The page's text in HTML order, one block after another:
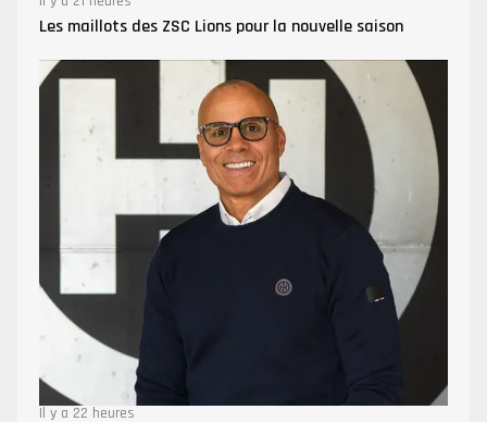
Les maillots des ZSC Lions pour la nouvelle saison
Il y a 22 heures